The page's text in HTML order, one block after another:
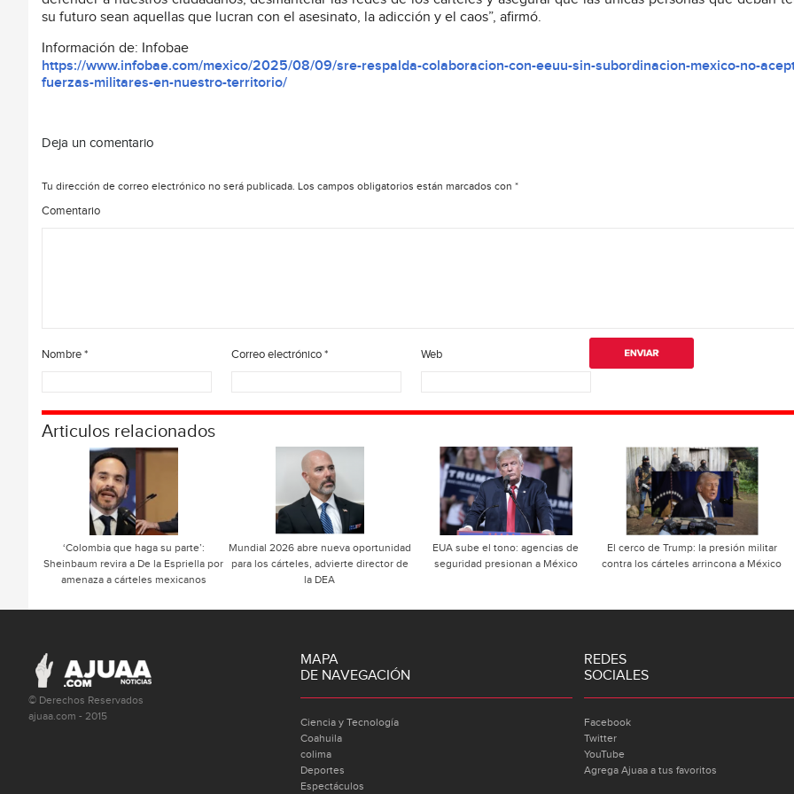
su futuro sean aquellas que lucran con el asesinato, la adicción y el caos”, afirmó.
Información de: Infobae
https://www.infobae.com/mexico/2025/08/09/sre-respalda-colaboracion-con-eeuu-sin-subordinacion-mexico-no-
fuerzas-militares-en-nuestro-territorio/
Deja un comentario
Tu dirección de correo electrónico no será publicada. Los campos obligatorios están marcados con *
Comentario
Nombre* Correo electrónico* Web
Articulos relacionados
‘Colombia que haga su parte’:
Sheinbaum revira a De la Espriella por
amenaza a cárteles mexicanos
Mundial 2026 abre nueva oportunidad
para los cárteles, advierte director de
la DEA
EUA sube el tono: agencias de
seguridad presionan a México
El cerco de Trump: la presión militar
contra los cárteles arrincona a México
© Derechos Reservados
ajuaa.com - 2015
MAPA
DE NAVEGACIÓN
Ciencia y Tecnología
Coahuila
colima
Deportes
Espectáculos
REDES
SOCIALES
Facebook
Twitter
YouTube
Agrega Ajuaa a tus favoritos